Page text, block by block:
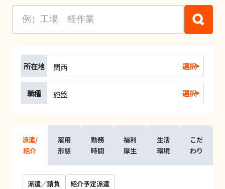
所在地 関西 選択
職種 施盤 選択
派遣/
紹介
雇用
形態
勤務
時間
福利
厚生
生活
環境
こだ
わり
派遣／請負 紹介予定派遣